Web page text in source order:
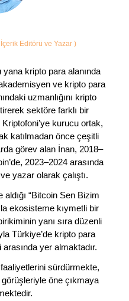
İçerik Editörü ve Yazar )
yana kripto para alanında
ve kripto para
uzmanlığını kripto
sektöre farklı bir
kurucu ortak,
katılmadan önce çeşitli
görev alan İnan, 2018–
2023–2024 arasında
yazar olarak çalıştı.
“Bitcoin Sen Bizim
ekosisteme kıymetli bir
yanı sıra düzenli
Türkiye’de kripto para
yer almaktadır.
sürdürmekte,
öne çıkmaya